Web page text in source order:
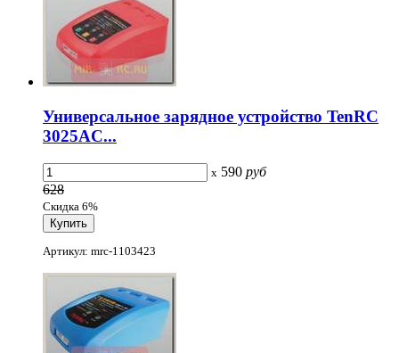
Универсальное зарядное устройство TenRC
3025AC...
x 590 руб
628
Скидка 6%
Артикул: mrc-1103423